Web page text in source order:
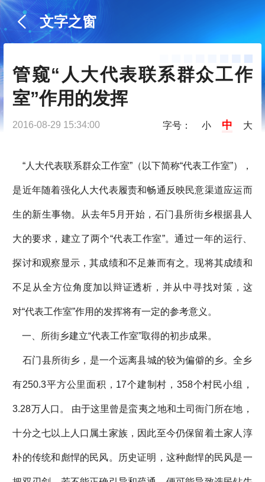
文字之窗
管窥“人大代表联系群众工作
室”作用的发挥
2016-08-29 15:34:00 字号： 小 中 大
“人大代表联系群众工作室”（以下简称“代表工作室”），
是近年随着强化人大代表履责和畅通反映民意渠道应运而
生的新生事物。从去年5月开始，石门县所街乡根据县人
大的要求，建立了两个“代表工作室”。通过一年的运行、
探讨和观察显示，其成绩和不足兼而有之。现将其成绩和
不足从全方位角度加以辩证透析，并从中寻找对策，这
对“代表工作室”作用的发挥将有一定的参考意义。
一、所街乡建立“代表工作室”取得的初步成果。
石门县所街乡，是一个远离县城的较为偏僻的乡。全乡
有250.3平方公里面积，17个建制村，358个村民小组，
3.28万人口。 由于这里曾是蛮夷之地和土司衙门所在地，
十分之七以上人口属土家族，因此至今仍保留着土家人淳
朴的传统和彪悍的民风。历史证明，这种彪悍的民风是一